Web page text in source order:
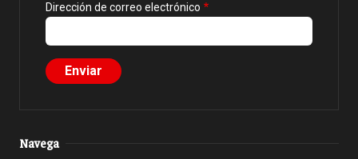
Dirección de correo electrónico
Navega